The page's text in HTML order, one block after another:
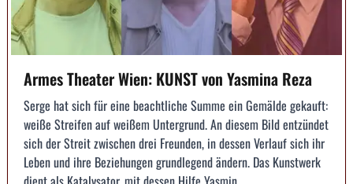
Armes Theater Wien: KUNST von Yasmina Reza
Serge hat sich für eine beachtliche Summe ein Gemälde gekauft:
weiße Streifen auf weißem Untergrund. An diesem Bild entzündet
sich der Streit zwischen drei Freunden, in dessen Verlauf sich ihr
Leben und ihre Beziehungen grundlegend ändern. Das Kunstwerk